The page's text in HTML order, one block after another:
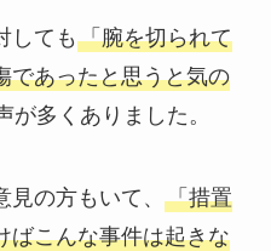
しても 「腕を切られて
であったと思うと気の
が多くありました。
の方もいて、 「措置
ばこんな事件は起きな